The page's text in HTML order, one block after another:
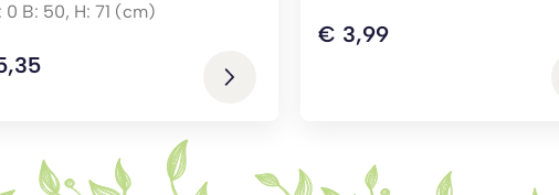
0 B: 50, H: 71 (cm)
€ 3,99